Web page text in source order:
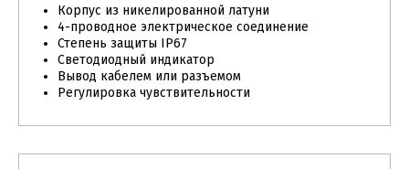
Корпус из никелированной латуни
4-проводное электрическое соединение
Степень защиты IP67
Светодиодный индикатор
Вывод кабелем или разъемом
Регулировка чувствительности